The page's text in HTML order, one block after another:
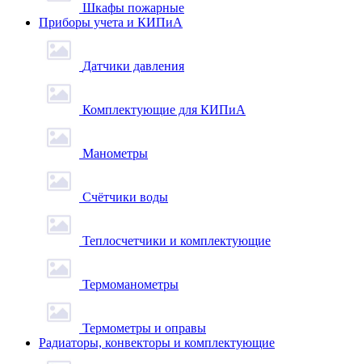
Шкафы пожарные
Приборы учета и КИПиА
Датчики давления
Комплектующие для КИПиА
Манометры
Счётчики воды
Теплосчетчики и комплектующие
Термоманометры
Термометры и оправы
Радиаторы, конвекторы и комплектующие